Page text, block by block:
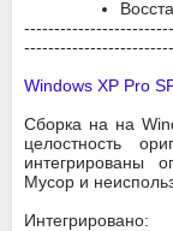
Windows XP Pro
Сборка на на
целостность
интегрированы
Мусор и
Интегрировано: